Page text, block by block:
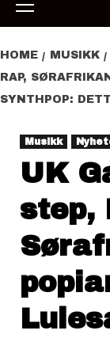
Primary
Menu
HOME MUSIKK
RAP,
SYNTHPOP:
Musikk
UK
step,